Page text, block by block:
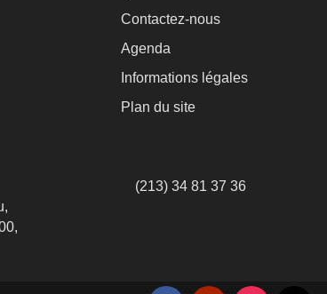
Contactez-nous
Agenda
Informations légales
Plan du site
(213) 34 81 37 36